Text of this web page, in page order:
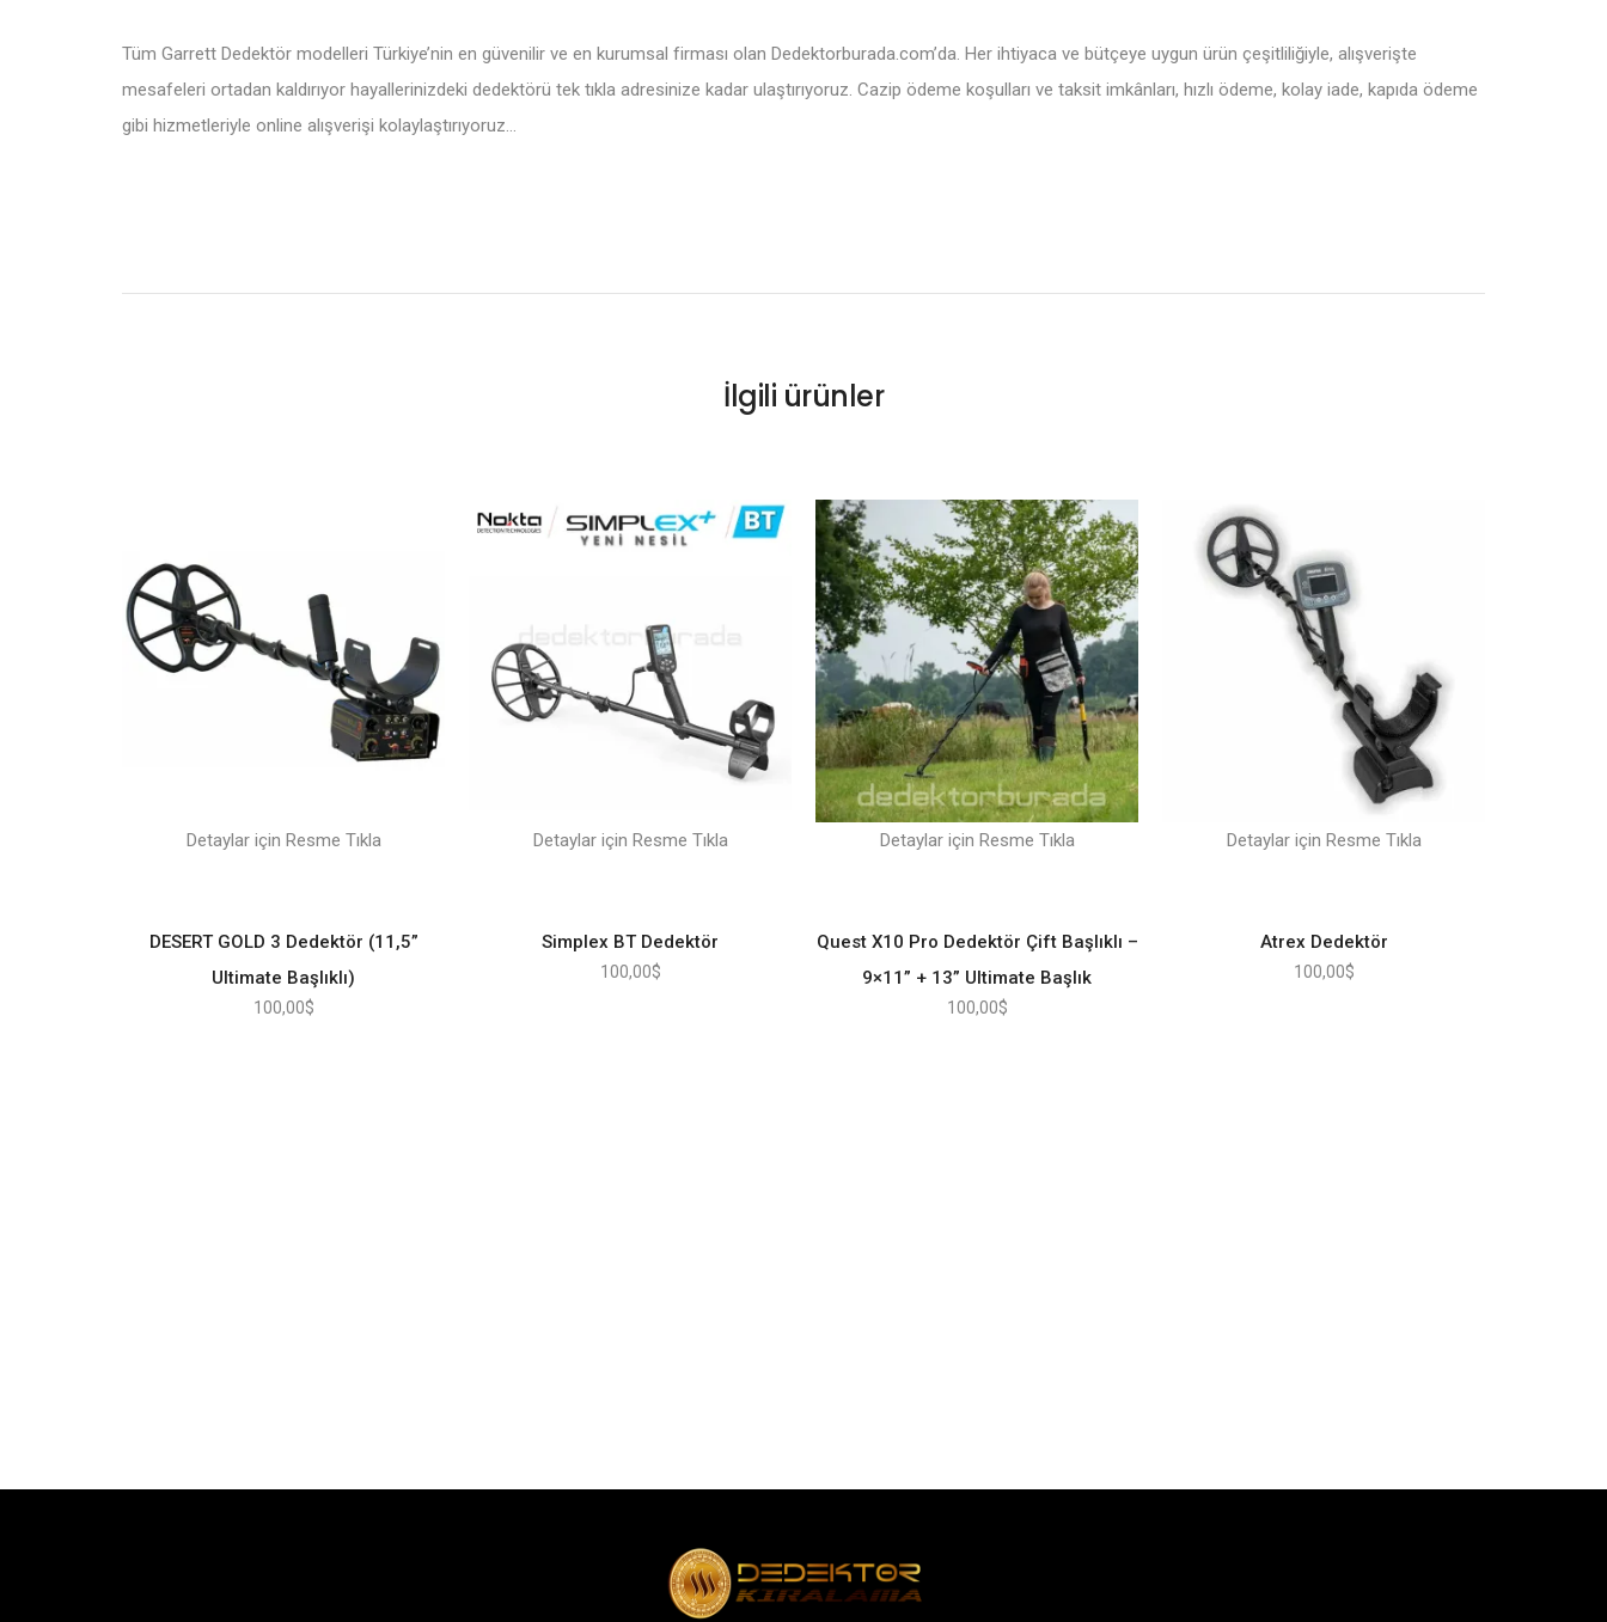
Tüm Garrett Dedektör modelleri Türkiye’nin en güvenilir ve en kurumsal firması olan Dedektorburada.com’da. Her ihtiyaca ve bütçeye uygun ürün çeşitliliğiyle, alışverişte
mesafeleri ortadan kaldırıyor hayallerinizdeki dedektörü tek tıkla adresinize kadar ulaştırıyoruz. Cazip ödeme koşulları ve taksit imkânları, hızlı ödeme, kolay iade, kapıda ödeme
gibi hizmetleriyle online alışverişi kolaylaştırıyoruz…
İlgili ürünler
Detaylar için Resme Tıkla
DESERT GOLD 3 Dedektör (11,5”
Ultimate Başlıklı)
100,00$
Detaylar için Resme Tıkla
Simplex BT Dedektör
100,00$
Detaylar için Resme Tıkla
Quest X10 Pro Dedektör Çift Başlıklı –
9×11” + 13” Ultimate Başlık
100,00$
Detaylar için Resme Tıkla
Atrex Dedektör
100,00$